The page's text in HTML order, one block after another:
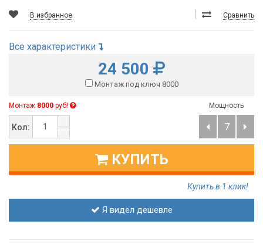
В избранное Сравнить
Все характеристики
24 500
Монтаж под ключ 8000
Монтаж 8000 руб!
Кол:
Мощность
7
КУПИТЬ
Купить в 1 клик!
Я видел дешевле